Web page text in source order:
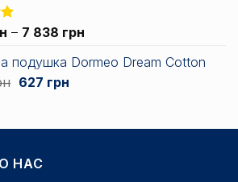
– 7 838 грн
від
7
подушка Dormeo Dream Cotton
Оригінальна
090 грн.
627 грнПоточна
НАС